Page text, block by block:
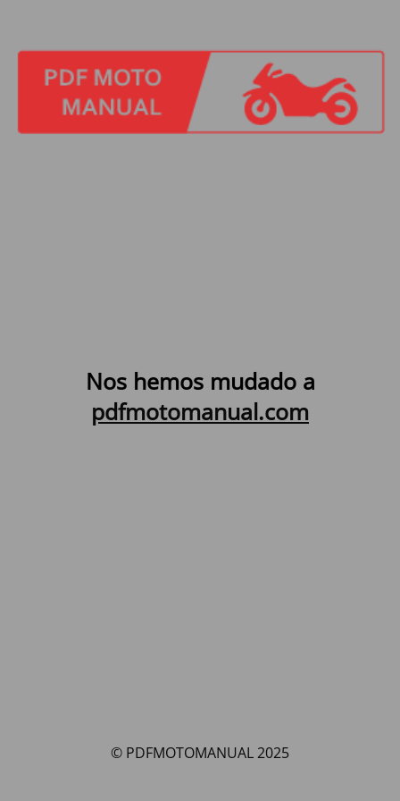
Nos hemos mudado a
pdfmotomanual.com
© PDFMOTOMANUAL 2025